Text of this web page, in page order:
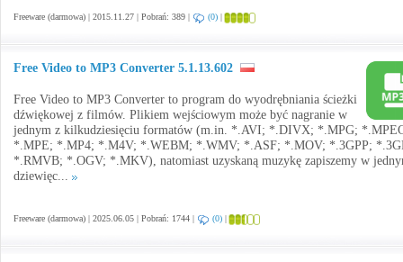
Freeware (darmowa) | 2015.11.27 | Pobrań: 389 | (0) |
Free Video to MP3 Converter 5.1.13.602
Free Video to MP3 Converter to program do wyodrębniania ścieżki
dźwiękowej z filmów. Plikiem wejściowym może być nagranie w
jednym z kilkudziesięciu formatów (m.in. *.AVI; *.DIVX; *.MPG;
*.MPE; *.MP4; *.M4V; *.WEBM; *.WMV; *.ASF; *.MOV; *.3GPP;
*.RMVB; *.OGV; *.MKV), natomiast uzyskaną muzykę zapiszemy w
dziewięc...
Freeware (darmowa) | 2025.06.05 | Pobrań: 1744 | (0) |